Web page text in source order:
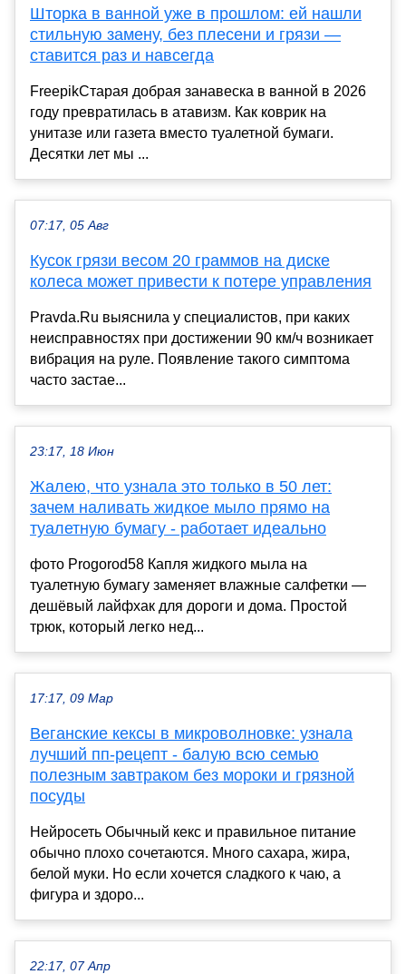
Шторка в ванной уже в прошлом: ей нашли
стильную замену, без плесени и грязи —
ставится раз и навсегда
FreepikСтарая добрая занавеска в ванной в 2026
году превратилась в атавизм. Как коврик на
унитазе или газета вместо туалетной бумаги.
Десятки лет мы ...
07:17, 05 Авг
Кусок грязи весом 20 граммов на диске
колеса может привести к потере управления
Pravda.Ru выяснила у специалистов, при каких
неисправностях при достижении 90 км/ч возникает
вибрация на руле. Появление такого симптома
часто застае...
23:17, 18 Июн
Жалею, что узнала это только в 50 лет:
зачем наливать жидкое мыло прямо на
туалетную бумагу - работает идеально
фото Progorod58 Капля жидкого мыла на
туалетную бумагу заменяет влажные салфетки —
дешёвый лайфхак для дороги и дома. Простой
трюк, который легко нед...
17:17, 09 Мар
Веганские кексы в микроволновке: узнала
лучший пп-рецепт - балую всю семью
полезным завтраком без мороки и грязной
посуды
Нейросеть Обычный кекс и правильное питание
обычно плохо сочетаются. Много сахара, жира,
белой муки. Но если хочется сладкого к чаю, а
фигура и здоро...
22:17, 07 Апр